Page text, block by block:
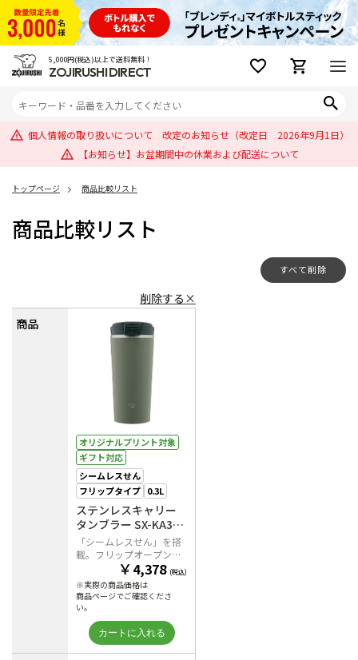
5,000円(税込)以上で送料無料！
ZOJIRUSHI DIRECT
個人情報の取り扱いについて 改定のお知らせ（改定日 2026年9月1日）
【お知らせ】お盆期間中の休業および配送について
トップページ 商品比較リスト
商品比較リスト
すべて削除
商品
削除する×
オリジナルプリント対象
ギフト対応
シームレスせん
フリップタイプ 0.3L
ステンレスキャリー
タンブラー SX-KA30
HM（フォレストグレ
ー）
「シームレスせん」を搭
載。フリップオープンタ
イプのステンレスキャリ
ータンブラー
￥4,378 (税込)
※実際の商品価格は
商品ページでご確認くださ
い。